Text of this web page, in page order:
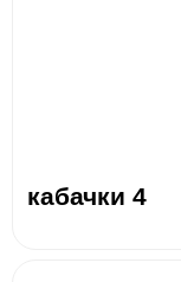
кабачки 4